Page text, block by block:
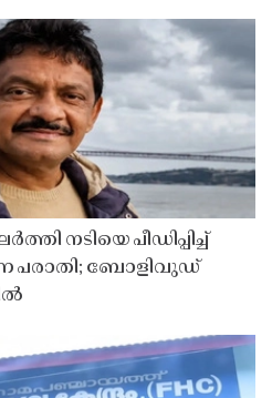
നടിയെ പീഡിപ്പിച്ച്
പരാതി; ബോളിവുഡ്